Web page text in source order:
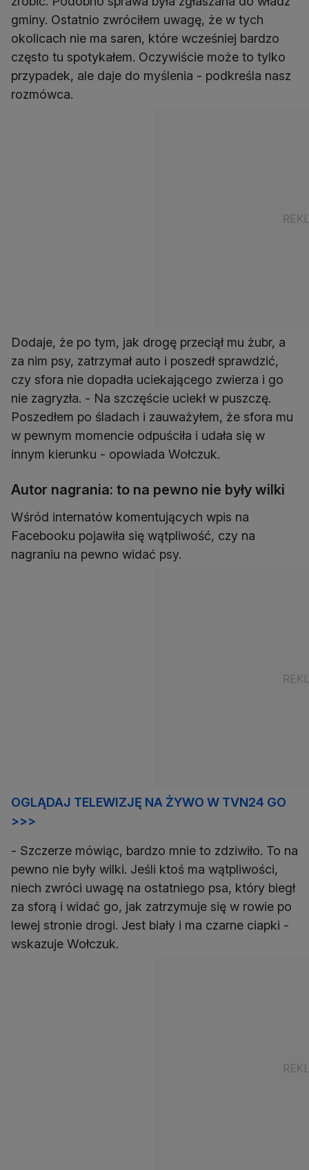
gminy. Ostatnio zwróciłem uwagę, że w tych
okolicach nie ma saren, które wcześniej bardzo
często tu spotykałem. Oczywiście może to tylko
przypadek, ale daje do myślenia - podkreśla nasz
rozmówca.
Dodaje, że po tym, jak drogę przeciął mu żubr, a
za nim psy, zatrzymał auto i poszedł sprawdzić,
czy sfora nie dopadła uciekającego zwierza i go
nie zagryzła. - Na szczęście uciekł w puszczę.
Poszedłem po śladach i zauważyłem, że sfora mu
w pewnym momencie odpuściła i udała się w
innym kierunku - opowiada Wołczuk.
Autor nagrania: to na pewno nie były wilki
Wśród internatów komentujących wpis na
Facebooku pojawiła się wątpliwość, czy na
nagraniu na pewno widać psy.
OGLĄDAJ TELEWIZJĘ NA ŻYWO W TVN24 GO
>>>
- Szczerze mówiąc, bardzo mnie to zdziwiło. To na
pewno nie były wilki. Jeśli ktoś ma wątpliwości,
niech zwróci uwagę na ostatniego psa, który biegł
za sforą i widać go, jak zatrzymuje się w rowie po
lewej stronie drogi. Jest biały i ma czarne ciapki -
wskazuje Wołczuk.